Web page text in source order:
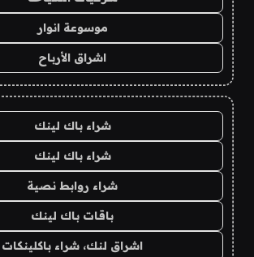
موسوعة انوار
اشراق الأرباح
شراء باك لينك
شراء باك لينك
شراء روابط نصية
باقات باك لينك
اشراق لنك، شراء باكلينكات